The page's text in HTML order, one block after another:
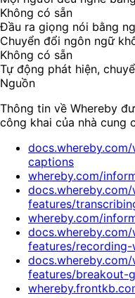
Không có sẵn
Đầu ra giọng nói bằng
Chuyển đổi ngôn ngữ
Không có sẵn
Tự động phát hiện,
Nguồn
Thông tin về Whereby
công khai của nhà cung
captions
whereby.com/
features/
whereby.com/
features/
features/breakout-